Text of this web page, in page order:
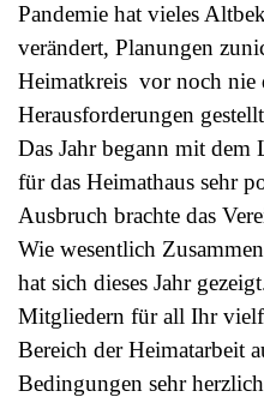
Pandemie hat vieles
verändert, Planungen
Heimatkreis vor noch nie
Herausforderungen
Das Jahr begann mit
für das Heimathaus sehr
Ausbruch brachte das
Wie wesentlich
hat sich dieses Jahr
Mitgliedern für all Ihr
Bereich der Heimatarbeit
Bedingungen sehr